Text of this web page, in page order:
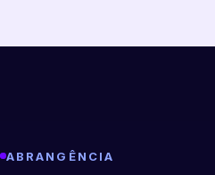
ABRANGÊNCIA